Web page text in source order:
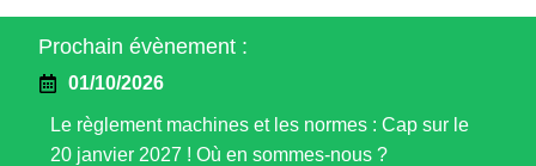
Prochain évènement :
01/10/2026
Le règlement machines et les normes : Cap sur le
20 janvier 2027 ! Où en sommes-nous ?